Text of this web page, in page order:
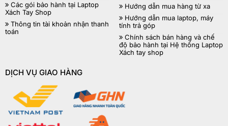
Các gói bảo hành tại Laptop
Xách Tay Shop
Thông tin tài khoản nhận thanh
toán
Hướng dẫn mua hàng từ xa
Hướng dẫn mua laptop, máy
tính trả góp
Chính sách bán hàng và chế
độ bảo hành tại Hệ thống Laptop
Xách tay shop
DỊCH VỤ GIAO HÀNG